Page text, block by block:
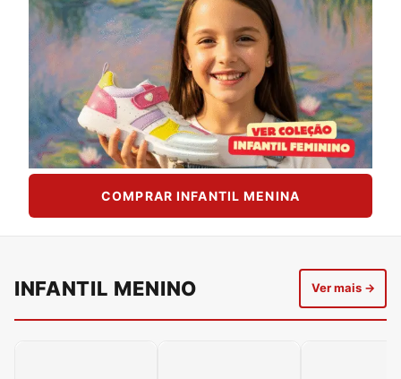
COMPRAR INFANTIL MENINA
INFANTIL MENINO Ver mais →